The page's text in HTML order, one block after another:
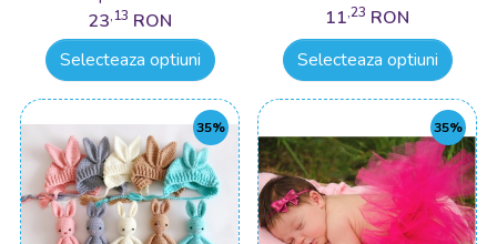
23,13 RON
Selecteaza optiuni
11,23 RON
Selecteaza optiuni
35% 35%